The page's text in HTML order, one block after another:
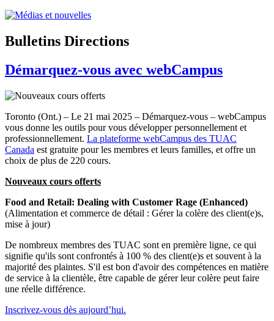
Bulletins Directions
Démarquez-vous avec webCampus
Toronto (Ont.) – Le 21 mai 2025 – Démarquez-vous – webCampus
vous donne les outils pour vous développer personnellement et
professionnellement. La plateforme webCampus des TUAC
Canada est gratuite pour les membres et leurs familles, et offre un
choix de plus de 220 cours.
Nouveaux cours offerts
Food and Retail: Dealing with Customer Rage (Enhanced)
(Alimentation et commerce de détail : Gérer la colère des client(e)s,
mise à jour)
De nombreux membres des TUAC sont en première ligne, ce qui
signifie qu'ils sont confrontés à 100 % des client(e)s et souvent à la
majorité des plaintes. S'il est bon d'avoir des compétences en matière
de service à la clientèle, être capable de gérer leur colère peut faire
une réelle différence.
Inscrivez-vous dès aujourd’hui.